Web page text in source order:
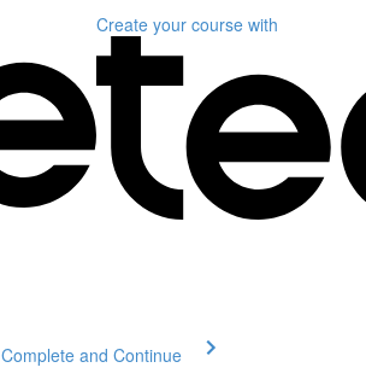
Create your course with
Complete and Continue